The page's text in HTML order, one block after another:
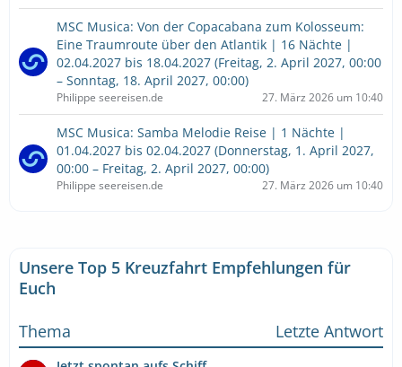
MSC Musica: Von der Copacabana zum Kolosseum:
Eine Traumroute über den Atlantik | 16 Nächte |
02.04.2027 bis 18.04.2027 (Freitag, 2. April 2027, 00:00
– Sonntag, 18. April 2027, 00:00)
Philippe seereisen.de 27. März 2026 um 10:40
MSC Musica: Samba Melodie Reise | 1 Nächte |
01.04.2027 bis 02.04.2027 (Donnerstag, 1. April 2027,
00:00 – Freitag, 2. April 2027, 00:00)
Philippe seereisen.de 27. März 2026 um 10:40
Unsere Top 5 Kreuzfahrt Empfehlungen für
Euch
Thema
Letzte Antwort